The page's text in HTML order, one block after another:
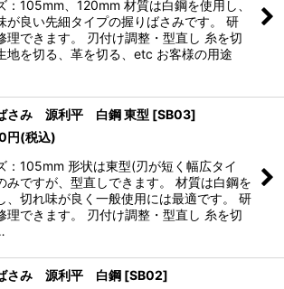
：105mm、120mm 材質は白鋼を使用し、
が良い先細タイプの握りばさみです。 研
理できます。 刃付け調整・型直し 糸を切
地を切る、革を切る、etc お客様の用途
さみ 源利平 白鋼 東型 [SB03]
円(税込)
：105mm 形状は東型(刃が短く幅広タイ
みですが、型直しできます。 材質は白鋼を
、切れ味が良く一般使用には最適です。 研
理できます。 刃付け調整・型直し 糸を切
さみ 源利平 白鋼 [SB02]